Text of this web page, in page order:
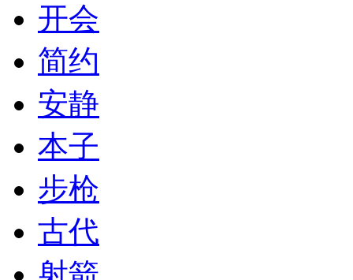
开会
简约
安静
本子
步枪
古代